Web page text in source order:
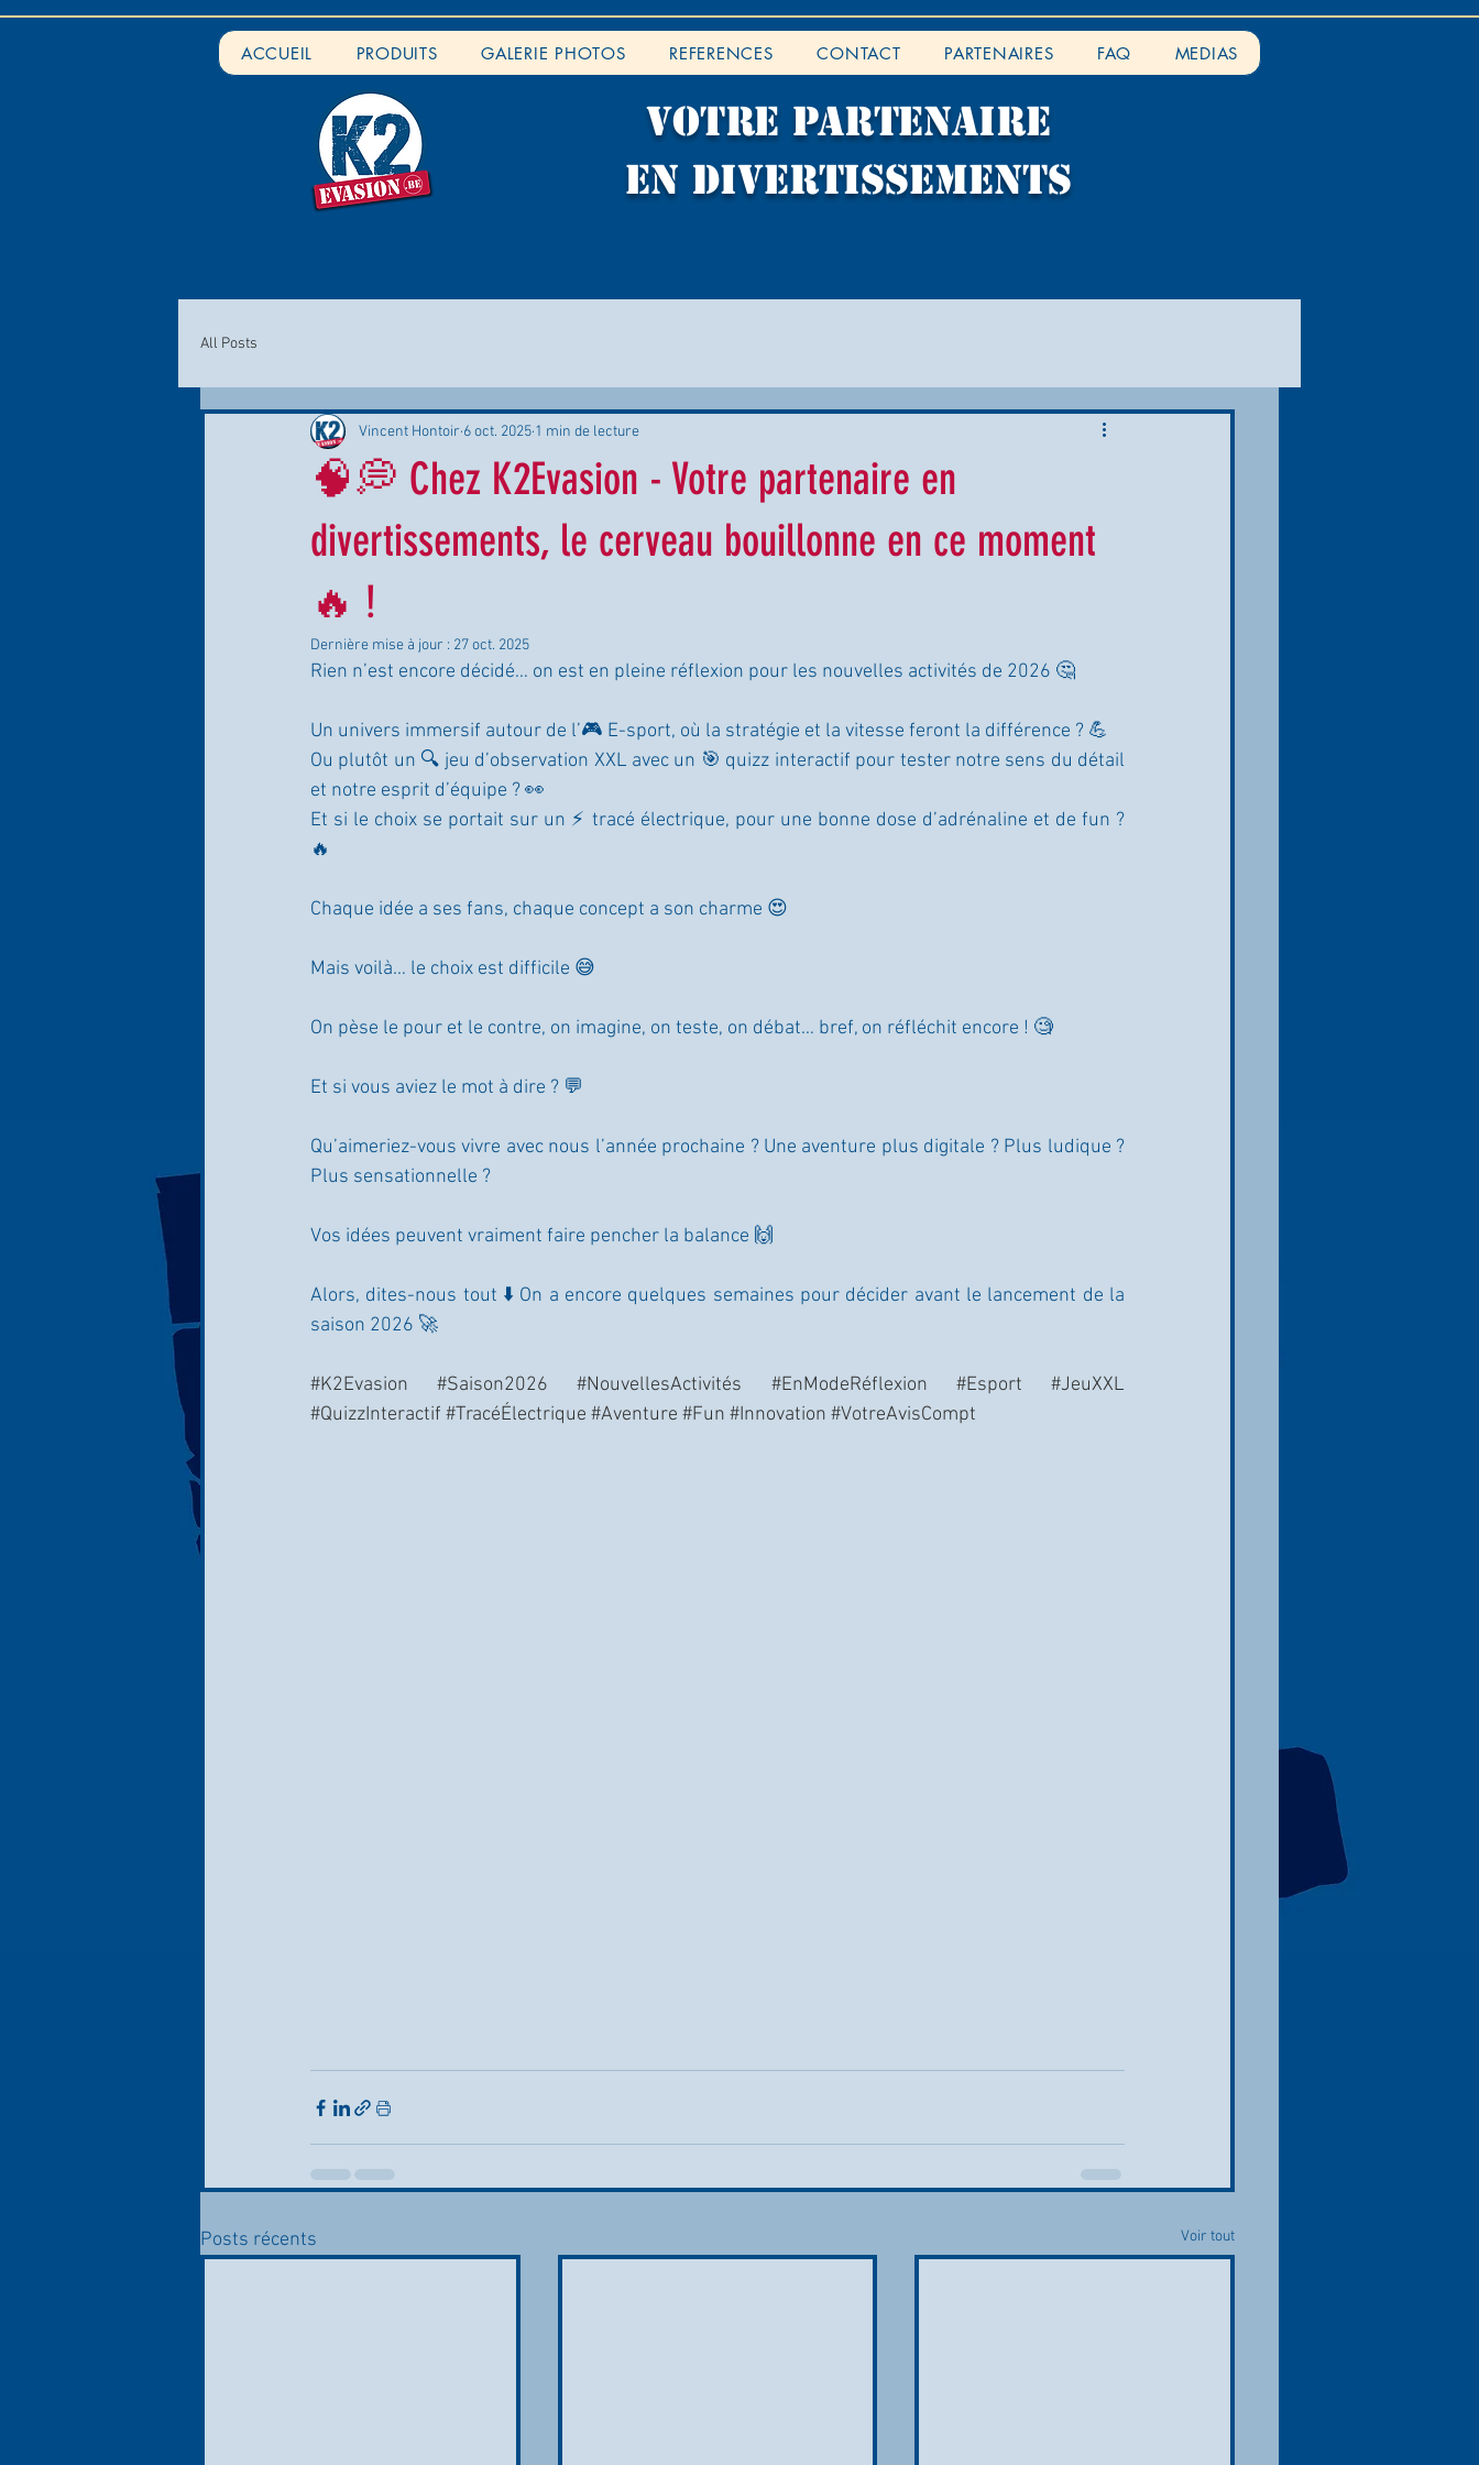
ACCUEIL PRODUITS GALERIE PHOTOS REFERENCES CONTACT PARTENAIRES FAQ MEDIAS
VOTRE PARTENAIRE
EN DIVERTISSEMENTS
All Posts
🧠💭 Chez K2Evasion - Votre partenaire en
divertissements, le cerveau bouillonne en ce moment
🔥 !
Vincent Hontoir 6 oct. 2025 1 min de lecture
Dernière mise à jour : 27 oct. 2025
Rien n’est encore décidé… on est en pleine réflexion pour les nouvelles activités de 2026 🤔
Un univers immersif autour de l’🎮 E-sport, où la stratégie et la vitesse feront la différence ? 💪
Ou plutôt un 🔍 jeu d’observation XXL avec un 🎯 quizz interactif pour tester notre sens du détail
et notre esprit d’équipe ? 👀
Et si le choix se portait sur un ⚡ tracé électrique, pour une bonne dose d’adrénaline et de fun ?
🔥
Chaque idée a ses fans, chaque concept a son charme 😍
Mais voilà… le choix est difficile 😅
On pèse le pour et le contre, on imagine, on teste, on débat… bref, on réfléchit encore ! 🧐
Et si vous aviez le mot à dire ? 💬
Qu’aimeriez-vous vivre avec nous l’année prochaine ? Une aventure plus digitale ? Plus ludique ?
Plus sensationnelle ?
Vos idées peuvent vraiment faire pencher la balance 🙌
Alors, dites-nous tout ⬇️ On a encore quelques semaines pour décider avant le lancement de la
saison 2026 🚀
#K2Evasion #Saison2026 #NouvellesActivités #EnModeRéflexion #Esport
#JeuXXL
#QuizzInteractif #TracéÉlectrique #Aventure #Fun #Innovation #VotreAvisCompt
Posts récents Voir tout